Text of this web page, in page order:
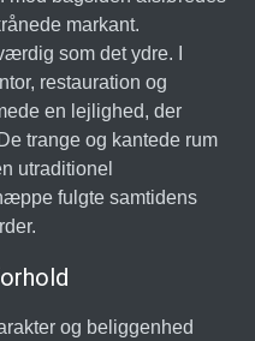
markant.
som det ydre. I
restauration og
en lejlighed, der
trange og kantede rum
utraditionel
fulgte samtidens
og beliggenhed